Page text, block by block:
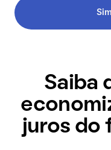
Saiba
juros do